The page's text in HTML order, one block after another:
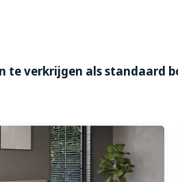
te verkrijgen als standaard